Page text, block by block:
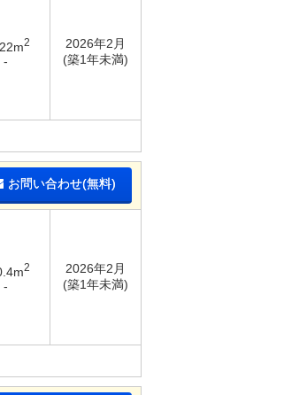
2
-
2026年2月
(築1年未満)
お問い合わせ(無料)
2
-
2026年2月
(築1年未満)